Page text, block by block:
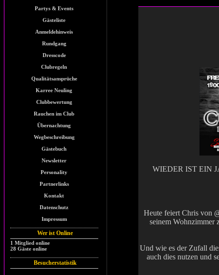
Partys & Events
Gästeliste
Anmeldehinweis
Rundgang
Dresscode
Clubregeln
Qualitätsansprüche
Karree Neuling
Clubbewertung
Rauchen im Club
Übernachtung
Wegbeschreibung
Gästebuch
Newsletter
Personality
Partnerlinks
Kontakt
Datenschutz
Impressum
Wer ist Online
1 Mitglied online
28 Gäste online
Besucherstatistik
WIEDER IST EIN
Heute feiert Chris von
seinem Wohnzimmer
Und wie es der Zufall
auch dies nutzen und